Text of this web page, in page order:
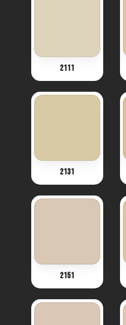
2111
2131
2151